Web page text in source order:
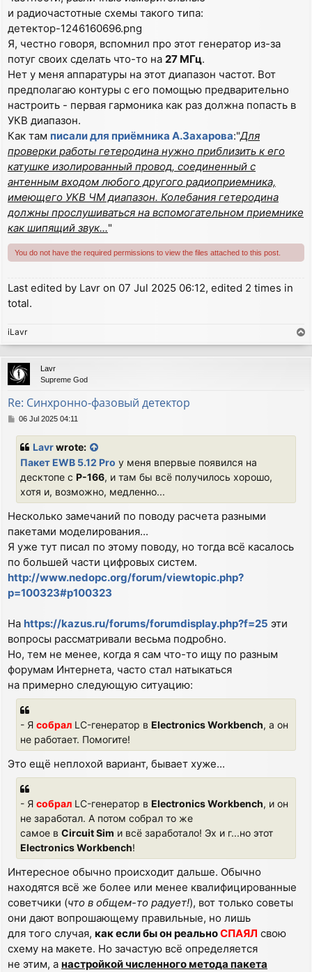
и радиочастотные схемы такого типа:
детектор-1246160696.png
Я, честно говоря, вспомнил про этот генератор из-за
потуг своих сделать что-то на 27 МГц.
Нет у меня аппаратуры на этот диапазон частот. Вот
предполагаю контуры с его помощью предварительно
настроить - первая гармоника как раз должна попасть в
УКВ диапазон.
Как там писали для приёмника А.Захарова:"Для
проверки работы гетеродина нужно приблизить к его
катушке изолированный провод, соединенный с
антенным входом любого другого радиоприемника,
имеющего УКВ ЧМ диапазон. Колебания гетеродина
должны прослушиваться на вспомогательном приемнике
как шипящий звук..."
You do not have the required permissions to view the files attached to this post.
Last edited by Lavr on 07 Jul 2025 06:12, edited 2 times in
total.
iLavr
o
p
Lavr
Supreme God
Re: Синхронно-фазовый детектор
P06 Jul 2025 04:11
Lavrwrote:
Пакет EWB 5.12 Pro у меня впервые появился на
десктопе с P-166, и там бы всё получилось хорошо,
хотя и, возможно, медленно...
Несколько замечаний по поводу расчета разными
пакетами моделирования...
Я уже тут писал по этому поводу, но тогда всё касалось
по большей части цифровых систем.
http://www.nedopc.org/forum/viewtopic.php?
p=100323#p100323
На https://kazus.ru/forums/forumdisplay.php?f=25 эти
вопросы рассматривали весьма подробно.
Но, тем не менее, когда я сам что-то ищу по разным
форумам Интернета, часто стал натыкаться
на примерно следующую ситуацию:
- Я собрал LC-генератор в Electronics Workbench, а он
не работает. Помогите!
Это ещё неплохой вариант, бывает хуже...
- Я собрал LC-генератор в Electronics Workbench, и он
не заработал. А потом собрал то же
самое в Circuit Sim и всё заработало! Эх и г...но этот
Electronics Workbench!
Интересное обычно происходит дальше. Обычно
находятся всё же более или менее квалифицированные
советчики (что в общем-то радует!), вот только советы
они дают вопрошающему правильные, но лишь
для того случая, как если бы он реальноСПАЯЛ свою
схему на макете. Но зачастую всё определяется
не этим, а настройкой численного метода пакета